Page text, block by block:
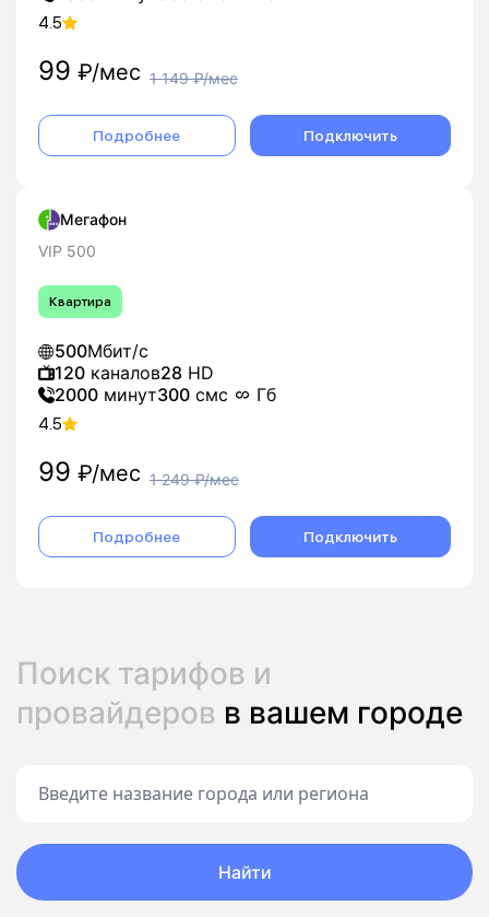
4.5
99 ₽/мес 1 149₽/мес
Подробнее Подключить
Мегафон
VIP 500
Квартира
500Мбит/с
120 каналов28 HD
2000 минут300 смс Гб
4.5
99 ₽/мес 1 249₽/мес
Подробнее Подключить
Поиск тарифов и
провайдеров в вашем городе
Найти